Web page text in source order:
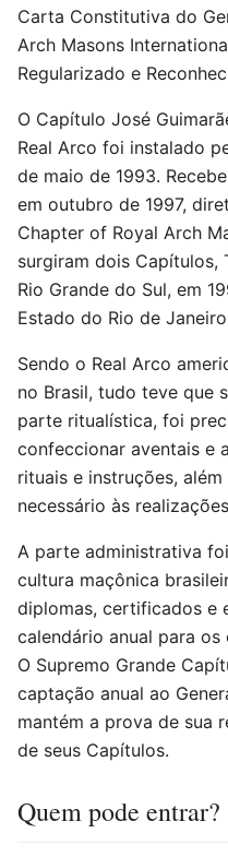
Carta Constitutiva do
Arch Masons
Regularizado e
O Capítulo José
Real Arco foi instalado
de maio de 1993.
em outubro de 1997,
Chapter of Royal Arch
surgiram dois Capítulos,
Rio Grande do Sul, em
Estado do Rio de
Sendo o Real Arco
no Brasil, tudo teve que
parte ritualística, foi
confeccionar aventais e
rituais e instruções,
necessário às
A parte administrativa
cultura maçônica
diplomas, certificados e
calendário anual para
O Supremo Grande
captação anual ao
mantém a prova de sua
de seus Capítulos.
Quem pode entrar?